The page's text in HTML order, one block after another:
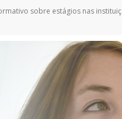
sobre estágios nas instituições europeias